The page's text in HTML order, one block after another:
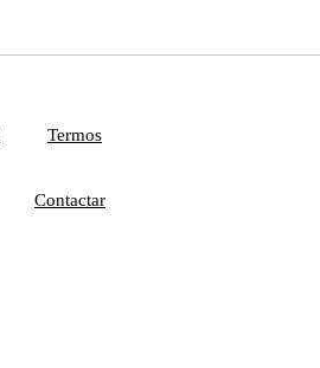
Termos
Contactar